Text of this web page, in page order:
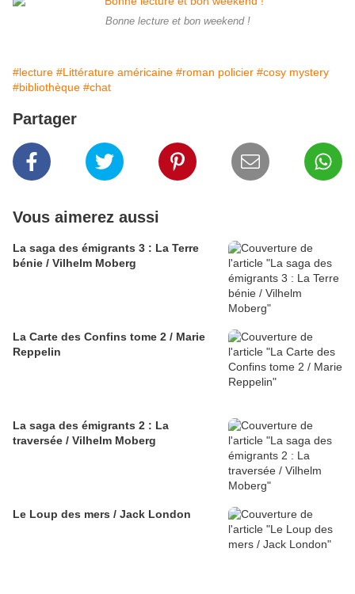
Bonne lecture et bon weekend !
#lecture #Littérature américaine #roman policier #cosy mystery
#bibliothèque #chat
Partager
Vous aimerez aussi
La saga des émigrants 3 : La Terre
bénie / Vilhelm Moberg
La Carte des Confins tome 2 / Marie
Reppelin
La saga des émigrants 2 : La
traversée / Vilhelm Moberg
Le Loup des mers / Jack London